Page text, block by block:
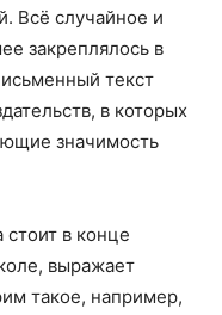
Всё случайное и
закреплялось в
текст
в которых
значимость
стоит в конце
выражает
такое, например,